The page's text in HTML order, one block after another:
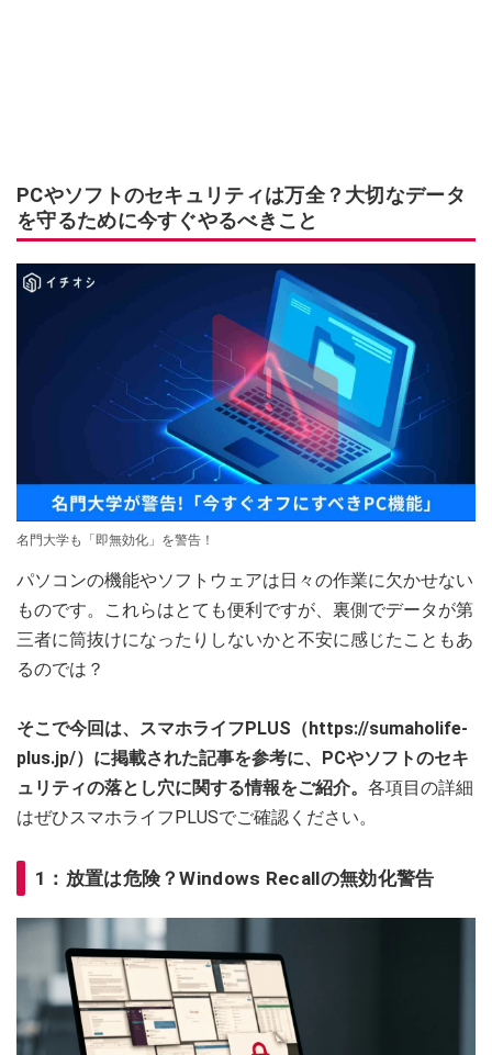
PCやソフトのセキュリティは万全？大切なデータ
を守るために今すぐやるべきこと
名門大学も「即無効化」を警告！
パソコンの機能やソフトウェアは日々の作業に欠かせない
ものです。これらはとても便利ですが、裏側でデータが第
三者に筒抜けになったりしないかと不安に感じたこともあ
るのでは？
そこで今回は、スマホライフPLUS（https://sumaholife-
plus.jp/）に掲載された記事を参考に、PCやソフトのセキ
ュリティの落とし穴に関する情報をご紹介。 各項目の詳細
はぜひスマホライフPLUSでご確認ください。
1：放置は危険？Windows Recallの無効化警告